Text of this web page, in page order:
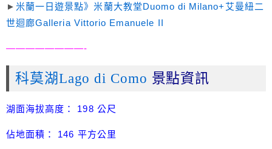
►米蘭一日遊景點》米蘭大教堂Duomo di Milano+艾曼紐二
世迴廊Galleria Vittorio Emanuele II
————————-
科莫湖Lago di Como 景點資訊
湖面海拔高度： 198 公尺
佔地面積： 146 平方公里